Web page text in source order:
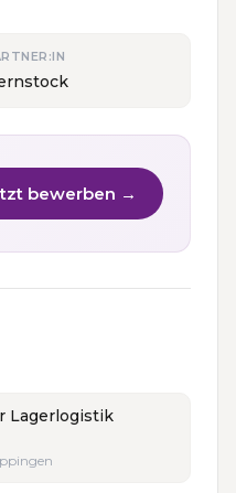
bewerben →
Lagerlogistik